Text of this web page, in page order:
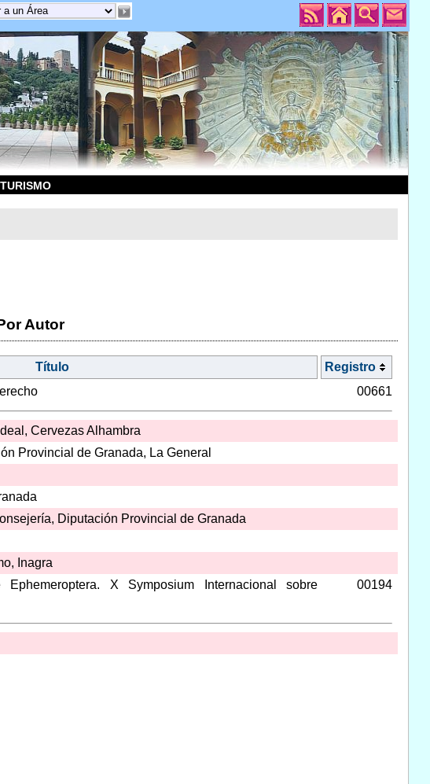
TURISMO
Autor
Título
Registro
00661
Cervezas Alhambra
Provincial de Granada, La General
Diputación Provincial de Granada
Inagra
X Symposium Internacional sobre
00194